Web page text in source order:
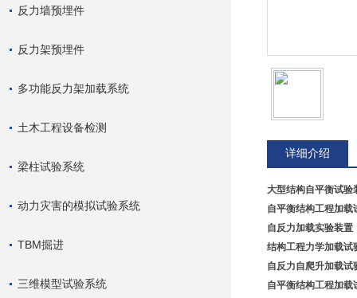
反力墙预埋件
反力架预埋件
多功能反力架加载系统
土木工程设备检测
梁柱试验系统
动力灾害的模拟试验系统
TBM掘进
三维模型试验系统
详细介绍
大型结构自平衡试验
自平衡结构工程加载
自反力加载实验装置
结构工程力学加载试
自反力自爬升加载试
自平衡结构工程加载